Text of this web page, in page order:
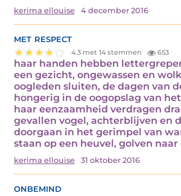
kerima ellouise 4 december 2016
met respect
4.3 met 14 stemmen 653
haar handen hebben
een gezicht, ongewassen en
oogleden sluiten, de dagen van
hongerig in de oogopslag van
haar eenzaamheid verdragen
gevallen vogel, achterblijven en
doorgaan in het gerimpel van
staan op een heuvel, golven naar
kerima ellouise 31 oktober 2016
onbemind